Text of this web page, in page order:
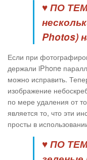
♥ ПО
Photos)
Если при
держали iPhone
можно исправить.
изображение
по мере удаления от
является то, что эти
просты в
♥ ПО